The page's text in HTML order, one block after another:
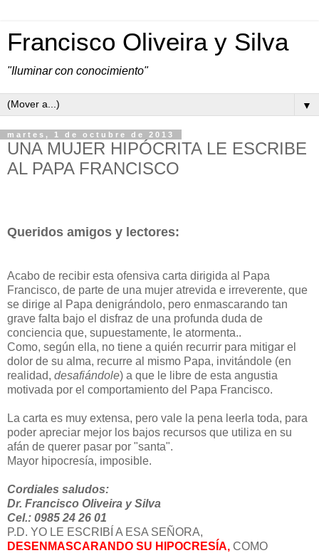
Francisco Oliveira y Silva
"Iluminar con conocimiento"
▼
martes, 1 de octubre de 2013
UNA MUJER HIPÓCRITA LE ESCRIBE
AL PAPA FRANCISCO
Queridos amigos y lectores:
Acabo de recibir esta ofensiva carta dirigida al Papa
Francisco, de parte de una mujer atrevida e irreverente, que
se dirige al Papa denigrándolo, pero enmascarando tan
grave falta bajo el disfraz de una profunda duda de
conciencia que, supuestamente, le atormenta..
Como, según ella, no tiene a quién recurrir para mitigar el
dolor de su alma, recurre al mismo Papa, invitándole (en
realidad, desafiándole) a que le libre de esta angustia
motivada por el comportamiento del Papa Francisco.
La carta es muy extensa, pero vale la pena leerla toda, para
poder apreciar mejor los bajos recursos que utiliza en su
afán de querer pasar por "santa".
Mayor hipocresía, imposible.
Cordiales saludos:
Dr. Francisco Oliveira y Silva
Cel.: 0985 24 26 01
P.D. YO LE ESCRIBÍ A ESA SEÑORA,
DESENMASCARANDO SU HIPOCRESÍA, COMO